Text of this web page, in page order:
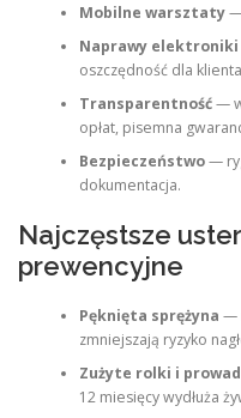
Mobilne warsztaty—
Naprawy
oszczędność dla
Transparentność—
opłat, pisemna
Bezpieczeństwo—
dokumentacja.
Najczęstsze
prewencyjne
Pęknięta sprężyna —
zmniejszają ryzyko
Zużyte rolki i
12 miesięcy wydłuża